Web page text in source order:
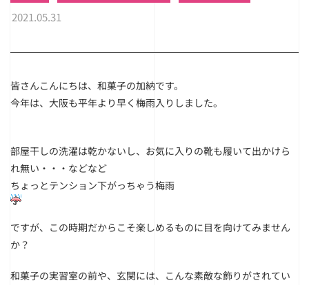
2021.05.31
皆さんこんにちは、和菓子の加納です。
今年は、大阪も平年より早く梅雨入りしました。
部屋干しの洗濯は乾かないし、お気に入りの靴も履いて出かけら
れ無い・・・などなど
ちょっとテンション下がっちゃう梅雨
ですが、 この時期だからこそ楽しめるものに目を向けてみません
か？
和菓子の実習室の前や、玄関には、こんな素敵な飾りがされてい